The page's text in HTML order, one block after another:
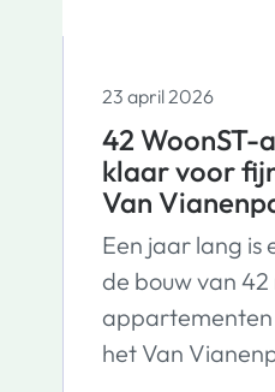
23 april 2026
42
klaar voor
Van
Een jaar lang is
de bouw van 42
het Van